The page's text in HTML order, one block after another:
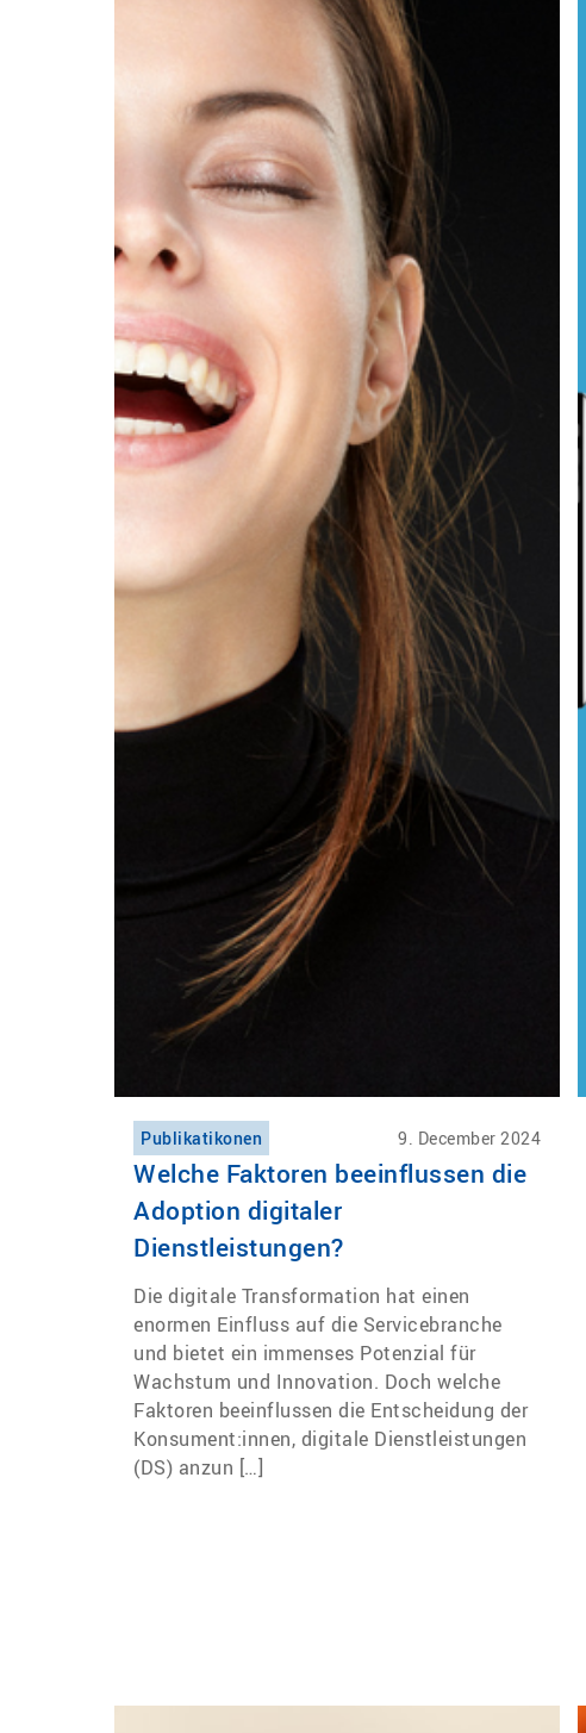
Publikatikonen 9. December 2024
Welche Faktoren beeinflussen die
Adoption digitaler
Dienstleistungen?
Die digitale Transformation hat einen
enormen Einfluss auf die Servicebranche
und bietet ein immenses Potenzial für
Wachstum und Innovation. Doch welche
Faktoren beeinflussen die Entscheidung der
Konsument:innen, digitale Dienstleistungen
(DS) anzun […]